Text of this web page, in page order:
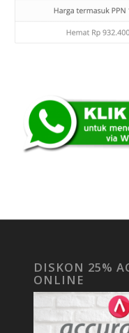
DISKON 25%
ONLINE